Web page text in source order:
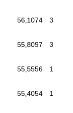
56,1074 3
55,8097 3
55,5556 1
55,4054 1